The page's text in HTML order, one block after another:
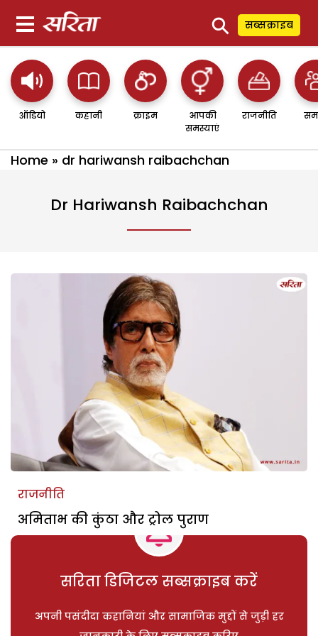
⚲ सब्सक्राइब
ऑडियो कहानी क्राइम
आपकी
समस्याएं
राजनीति
Home » dr hariwansh raibachchan
Dr Hariwansh Raibachchan
राजनीति
अमिताभ की कुंठा और ट्रोल पुराण
सरिता डिजिटल सब्सक्राइब करें
अपनी पसंदीदा कहानियां और सामाजिक मुद्दों से जुड़ी हर